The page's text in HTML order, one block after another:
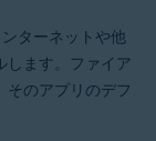
ターネットや他
します。ファイア
そのアプリのデフ